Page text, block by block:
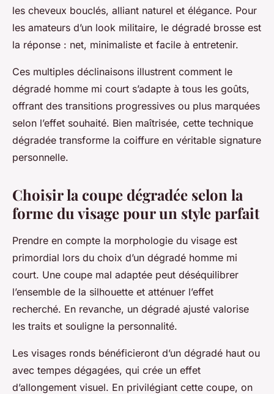
les cheveux bouclés, alliant naturel et élégance. Pour
les amateurs d’un look militaire, le dégradé brosse est
la réponse : net, minimaliste et facile à entretenir.
Ces multiples déclinaisons illustrent comment le
dégradé homme mi court s’adapte à tous les goûts,
offrant des transitions progressives ou plus marquées
selon l’effet souhaité. Bien maîtrisée, cette technique
dégradée transforme la coiffure en véritable signature
personnelle.
Choisir la coupe dégradée selon la
forme du visage pour un style parfait
Prendre en compte la morphologie du visage est
primordial lors du choix d’un dégradé homme mi
court. Une coupe mal adaptée peut déséquilibrer
l’ensemble de la silhouette et atténuer l’effet
recherché. En revanche, un dégradé ajusté valorise
les traits et souligne la personnalité.
Les visages ronds bénéficieront d’un dégradé haut ou
avec tempes dégagées, qui crée un effet
d’allongement visuel. En privilégiant cette coupe, on